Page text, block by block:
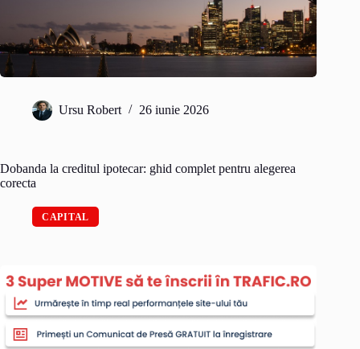
Ursu Robert 26 iunie 2026
Dobanda la creditul ipotecar: ghid complet pentru alegerea
corecta
CAPITAL